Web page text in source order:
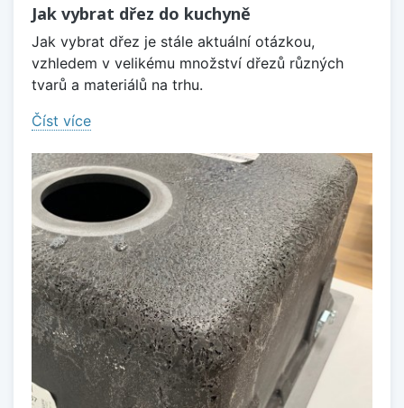
Jak vybrat dřez do kuchyně
Jak vybrat dřez je stále aktuální otázkou,
vzhledem v velikému množství dřezů různých
tvarů a materiálů na trhu.
Číst více